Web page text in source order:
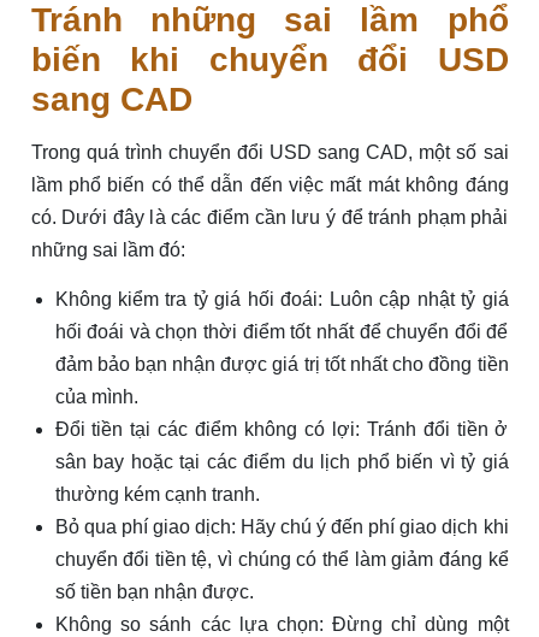
Tránh những sai lầm phổ
biến khi chuyển đổi USD
sang CAD
Trong quá trình chuyển đổi USD sang CAD, một số sai
lầm phổ biến có thể dẫn đến việc mất mát không đáng
có. Dưới đây là các điểm cần lưu ý để tránh phạm phải
những sai lầm đó:
Không kiểm tra tỷ giá hối đoái: Luôn cập nhật tỷ giá
hối đoái và chọn thời điểm tốt nhất để chuyển đổi để
đảm bảo bạn nhận được giá trị tốt nhất cho đồng tiền
của mình.
Đổi tiền tại các điểm không có lợi: Tránh đổi tiền ở
sân bay hoặc tại các điểm du lịch phổ biến vì tỷ giá
thường kém cạnh tranh.
Bỏ qua phí giao dịch: Hãy chú ý đến phí giao dịch khi
chuyển đổi tiền tệ, vì chúng có thể làm giảm đáng kể
số tiền bạn nhận được.
Không so sánh các lựa chọn: Đừng chỉ dùng một